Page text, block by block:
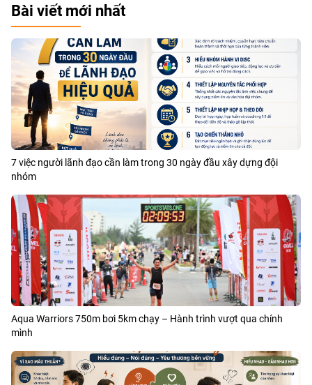
Bài viết mới nhất
7 việc người lãnh đạo cần làm trong 30 ngày đầu xây dựng đội
nhóm
Aqua Warriors 750m bơi 5km chạy – Hành trình vượt qua chính
mình